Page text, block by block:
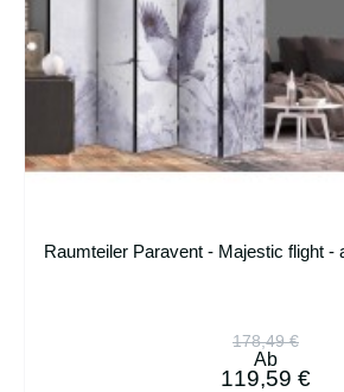
Raumteiler Paravent - Majestic flight -
178,49 €
Ab
119,59 €